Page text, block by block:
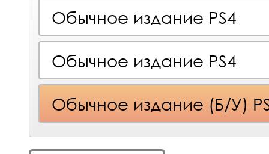
Обычное издание PS4
Обычное издание PS4
Обычное издание (Б/У)